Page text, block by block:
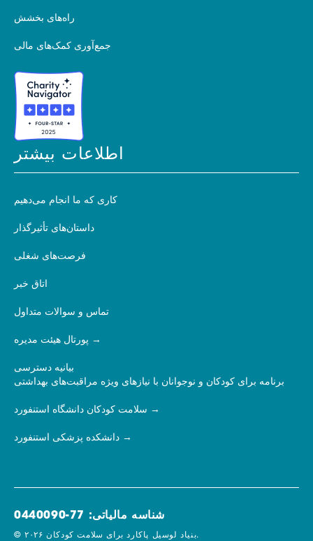
راه‌های بخشش
جمع‌آوری کمک‌های مالی
اطلاعات بیشتر
کاری که ما انجام می‌دهیم
داستان‌های تأثیرگذار
فرصت‌های شغلی
اتاق خبر
تماس و سوالات متداول
پورتال هیئت مدیره
بیانیه دسترسی
برنامه برای کودکان و نوجوانان با نیازهای ویژه مراقبت‌های بهداشتی
سلامت کودکان دانشگاه استنفورد
دانشکده پزشکی استنفورد
شناسه مالیاتی: 77-0440090
© ۲۰۲۶ بنیاد لوسیل پاکارد برای سلامت کودکان.